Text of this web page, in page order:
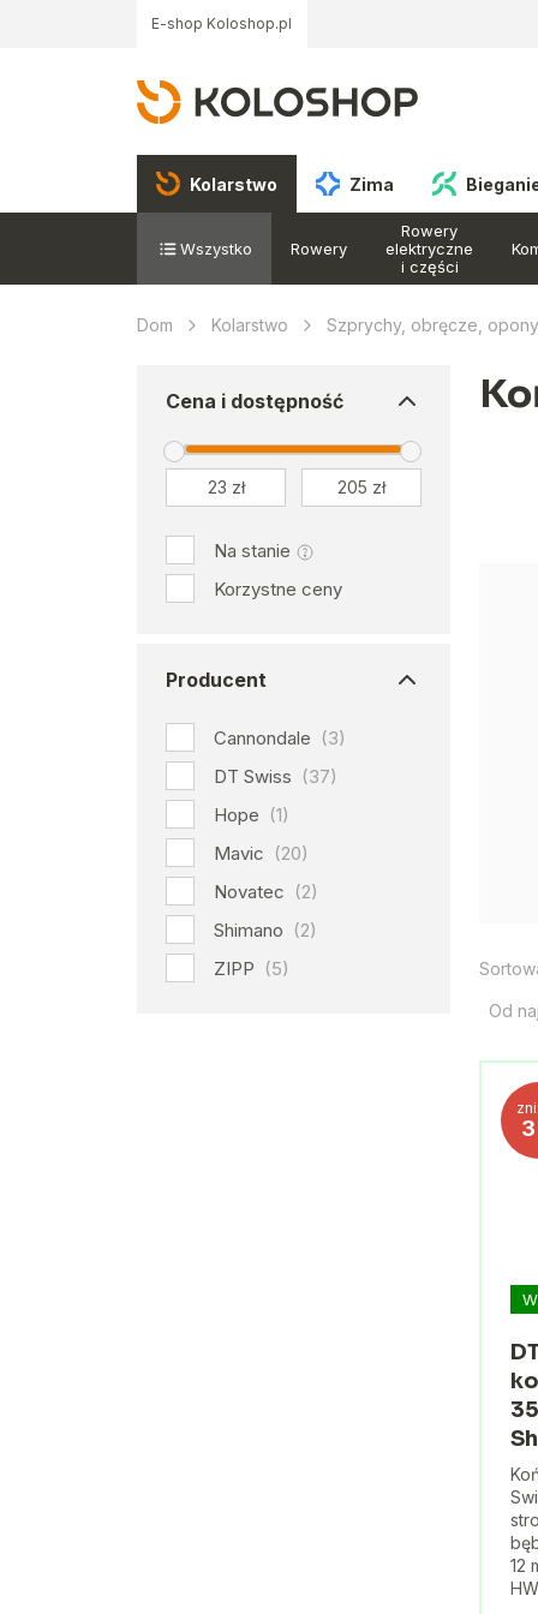
E-shop Koloshop.pl
Kolarstwo Zima
Wszystko Rowery
Rowery
elektryczne
i części
Dom Kolarstwo Szprychy, obręcze, opony
Cena i dostępność
Na stanie
Korzystne ceny
Producent
Cannondale (3)
DT Swiss (37)
Hope (1)
Mavic (20)
Novatec (2)
Shimano (2)
ZIPP (5)
Od
12